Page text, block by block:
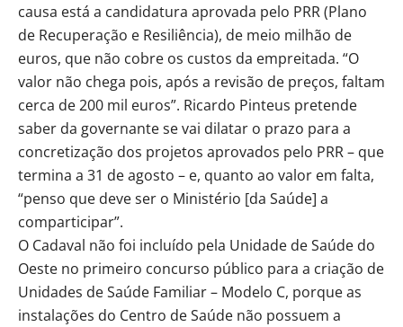
causa está a candidatura aprovada pelo PRR (Plano
de Recuperação e Resiliência), de meio milhão de
euros, que não cobre os custos da empreitada. “O
valor não chega pois, após a revisão de preços, faltam
cerca de 200 mil euros”. Ricardo Pinteus pretende
saber da governante se vai dilatar o prazo para a
concretização dos projetos aprovados pelo PRR – que
termina a 31 de agosto – e, quanto ao valor em falta,
“penso que deve ser o Ministério [da Saúde] a
comparticipar”.
O Cadaval não foi incluído pela Unidade de Saúde do
Oeste no primeiro concurso público para a criação de
Unidades de Saúde Familiar – Modelo C, porque as
instalações do Centro de Saúde não possuem a